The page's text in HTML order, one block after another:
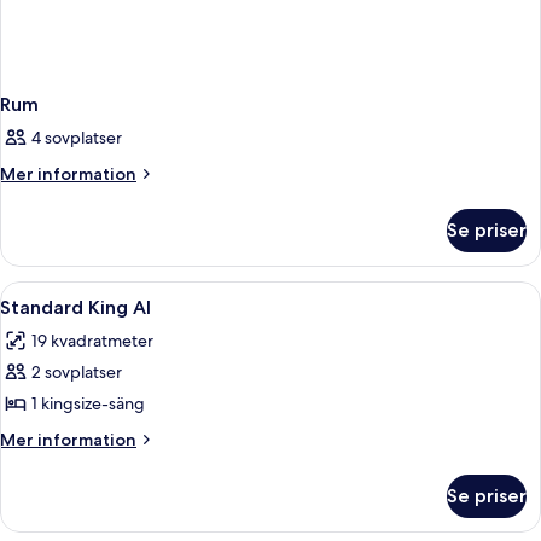
Rum
4 sovplatser
Mer information
Mer
Se priser
Öppna
alla
foton
för
Standard
King
Mörkläggningsgardiner, strykjärn/
2
Standard King AI
19 kvadratmeter
2 sovplatser
1 kingsize-säng
Mer information
Mer
King
Se priser